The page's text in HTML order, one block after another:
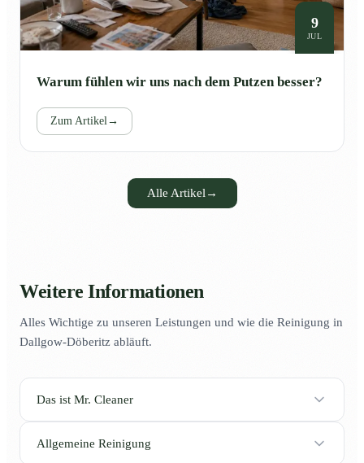
9
JUL
Warum fühlen wir uns nach dem Putzen besser?
Zum Artikel→
Alle Artikel →
Weitere Informationen
Alles Wichtige zu unseren Leistungen und wie die Reinigung in
Dallgow-Döberitz abläuft.
Das ist Mr. Cleaner
Allgemeine Reinigung